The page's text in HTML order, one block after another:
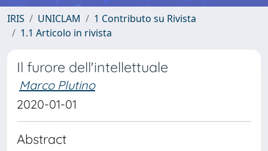
IRIS UNICLAM
1 Contributo su Rivista
1.1 Articolo in rivista
Il furore dell'intellettuale
Marco Plutino
2020-01-01
Abstract